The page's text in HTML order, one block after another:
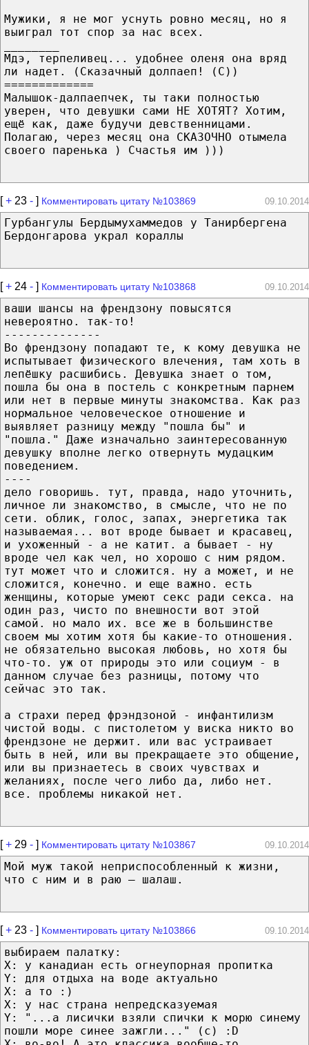
Мужики, я не мог уснуть ровно месяц, но я
выиграл тот спор за нас всех.
Мдэ, терпеливец... удобнее оленя она вряд
ли надет. (Cказачный долпаеп! (С))
=============
Малышок-далпаепчек, ты таки полностью
уверен, что девушки сами НЕ ХОТЯТ? Хотим,
ещё как, даже будучи девственницами.
Полагаю, через месяц она СКАЗОЧНО отымела
своего паренька ) Счастья им )))
[+ 23 - ] Комментировать цитату №103869 09.10.2014
Гурбангулы Бердымухаммедов у Танирбергена
Бердонгарова украл кораллы
[+ 24 - ] Комментировать цитату №103868 09.10.2014
ваши шансы на френдзону повысятся
невероятно. так-то!
--------------
Во френдзону попадают те, к кому девушка не
испытывает физического влечения, там хоть в
лепёшку расшибись. Девушка знает о том,
пошла бы она в постель с конкретным парнем
или нет в первые минуты знакомства. Как раз
нормальное человеческое отношение и
выявляет разницу между "пошла бы" и
"пошла." Даже изначально заинтересованную
девушку вполне легко отвернуть мудацким
поведением.
----
дело говоришь. тут, правда, надо уточнить,
личное ли знакомство, в смысле, что не по
сети. облик, голос, запах, энергетика так
называемая... вот вроде бывает и красавец,
и ухоженный - а не катит. а бывает - ну
вроде чел как чел, но хорошо с ним рядом.
тут может что и сложится. ну а может, и не
сложится, конечно. и еще важно. есть
женщины, которые умеют секс ради секса. на
один раз, чисто по внешности вот этой
самой. но мало их. все же в большинстве
своем мы хотим хотя бы какие-то отношения.
не обязательно высокая любовь, но хотя бы
что-то. уж от природы это или социум - в
данном случае без разницы, потому что
сейчас это так.
а страхи перед фрэндзоной - инфантилизм
чистой воды. с пистолетом у виска никто во
френдзоне не держит. или вас устраивает
быть в ней, или вы прекращаете это общение,
или вы признаетесь в своих чувствах и
желаниях, после чего либо да, либо нет.
все. проблемы никакой нет.
[+ 29 - ] Комментировать цитату №103867 09.10.2014
Мой муж такой неприспособленный к жизни,
что с ним и в раю – шалаш.
[+ 23 - ] Комментировать цитату №103866 09.10.2014
выбираем палатку:
X: у канадиан есть огнеупорная пропитка
Y: для отдыха на воде актуально
X: а то :)
X: у нас страна непредсказуемая
Y: "...а лисички взяли спички к морю синему
пошли море синее зажгли..." (с) :D